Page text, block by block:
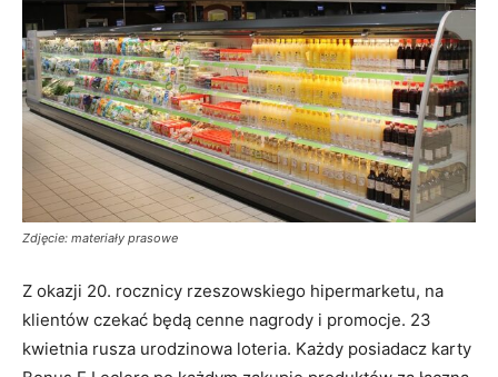
Zdjęcie: materiały prasowe
Z okazji 20. rocznicy rzeszowskiego hipermarketu, na
klientów czekać będą cenne nagrody i promocje. 23
kwietnia rusza urodzinowa loteria. Każdy posiadacz karty